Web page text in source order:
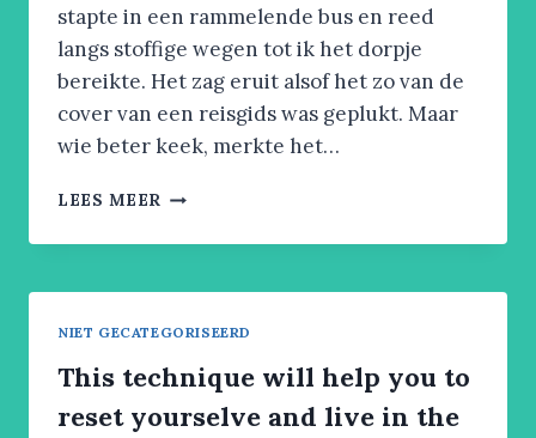
stapte in een rammelende bus en reed
langs stoffige wegen tot ik het dorpje
bereikte. Het zag eruit alsof het zo van de
cover van een reisgids was geplukt. Maar
wie beter keek, merkte het…
LEES MEER DE
NAAR
CATALINA:
EN
SCHIJN
NIET GECATEGORISEERD
This technique will help you to
reset yourselve and live in the